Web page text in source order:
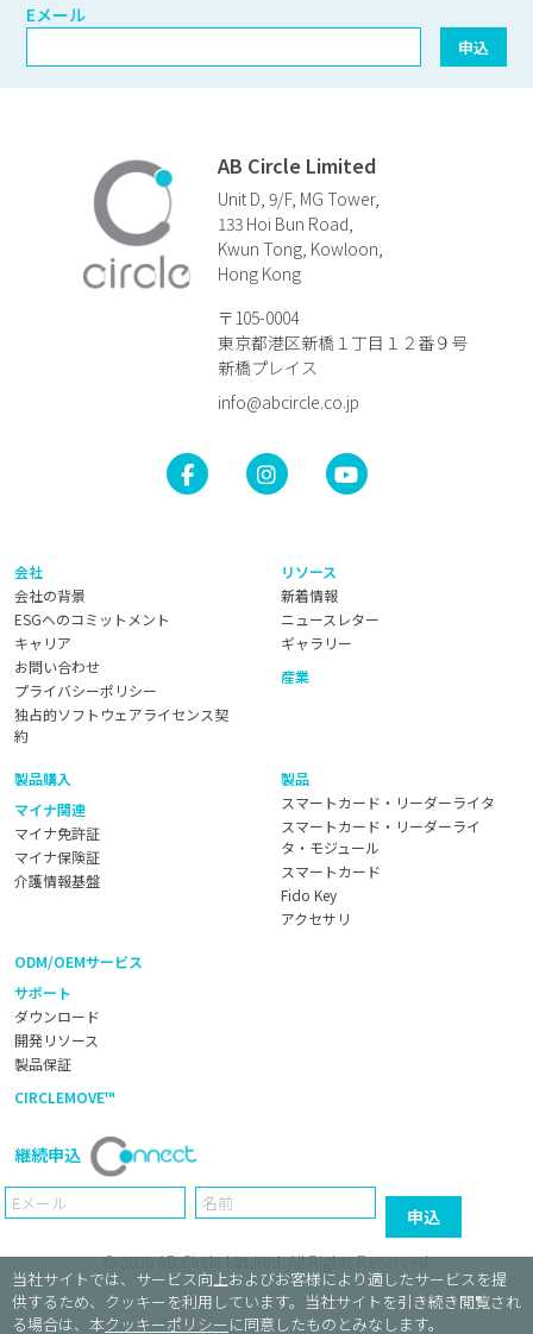
Eメール
申込
AB Circle Limited
Unit D, 9/F, MG Tower,
133 Hoi Bun Road,
Kwun Tong, Kowloon,
Hong Kong
〒105-0004
東京都港区新橋１丁目１２番９号
新橋プレイス
info@abcircle.co.jp
会社
会社の背景
ESGへのコミットメント
キャリア
お問い合わせ
プライバシーポリシー
独占的ソフトウェアライセンス契
約
リソース
新着情報
ニュースレター
ギャラリー
産業
製品購入
マイナ関連
マイナ免許証
マイナ保険証
介護情報基盤
製品
スマートカード・リーダーライタ
スマートカード・リーダーライ
タ・モジュール
スマートカード
Fido Key
アクセサリ
ODM/OEMサービス
サポート
ダウンロード
開発リソース
製品保証
CIRCLEMOVE™
継続申込
Email Name
申込
© 2026AB Circle Limited. All Rights Reserved.
当社サイトでは、サービス向上およびお客様により適したサービスを提
供するため、クッキーを利用しています。当社サイトを引き続き閲覧され
る場合は、本クッキーポリシー に同意したものとみなします。